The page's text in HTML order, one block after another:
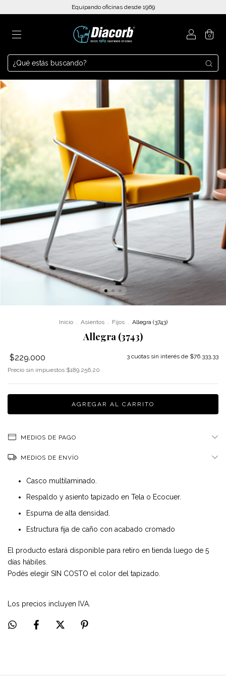
Equipando oficinas desde 1969
0
Inicio . Asientos . Fijos . Allegra (3743)
Allegra (3743)
$229.000 3 cuotas sin interés de $76.333,33
Precio sin impuestos $189.256,20
MEDIOS DE PAGO
MEDIOS DE ENVÍO
Casco multilaminado.
Respaldo y asiento tapizado en Tela o Ecocuer.
Espuma de alta densidad.
Estructura fija de caño con acabado cromado
El producto estará disponible para retiro en tienda luego de 5
días hábiles.
Podés elegir SIN COSTO el color del tapizado.
Los precios incluyen IVA.